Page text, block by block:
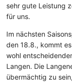
sehr gute Leistung
für uns.
Im nächsten
den 18.8., kommt
wohl
Langen. Die
übermächtig zu